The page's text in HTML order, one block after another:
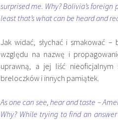
surprised me. Why? Bolivia’s
least that’s what can be heard and
Jak widać, słychać i smakować
względu na nazwę i
uprawną, a jej liść
breloczków i innych pamiątek.
As one can see, hear and taste –
Why? While trying to find an